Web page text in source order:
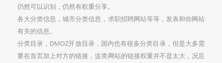
仍然可以识别，仍然有权重分享。
各大分类信息，城市分类信息，求职招聘网站等等，发表和你网站
有关的信息。
分类目录，DMOZ开放目录，国内也有很多分类目录，但是大多需
要在首页加上对方的链接，这类网站的链接权重并不是太大，况且